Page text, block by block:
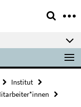
Institut